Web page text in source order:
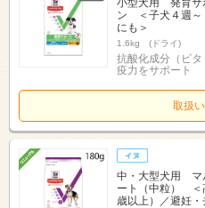
小型犬用 発育サ
ン ＜子犬４週～
にも＞
1.6kg (ドライ)
抗酸化成分（ビ
疫力をサポート
取扱
中・大型犬用 マ
ート（中粒） ＜
歳以上）／避妊・